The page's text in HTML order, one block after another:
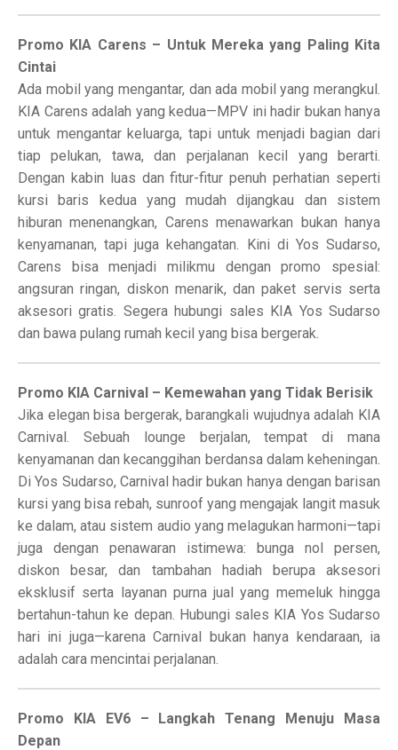
Promo KIA Carens – Untuk Mereka yang Paling Kita
Cintai
Ada mobil yang mengantar, dan ada mobil yang merangkul.
KIA Carens adalah yang kedua—MPV ini hadir bukan hanya
untuk mengantar keluarga, tapi untuk menjadi bagian dari
tiap pelukan, tawa, dan perjalanan kecil yang berarti.
Dengan kabin luas dan fitur-fitur penuh perhatian seperti
kursi baris kedua yang mudah dijangkau dan sistem
hiburan menenangkan, Carens menawarkan bukan hanya
kenyamanan, tapi juga kehangatan. Kini di Yos Sudarso,
Carens bisa menjadi milikmu dengan promo spesial:
angsuran ringan, diskon menarik, dan paket servis serta
aksesori gratis. Segera hubungi sales KIA Yos Sudarso
dan bawa pulang rumah kecil yang bisa bergerak.
Promo KIA Carnival – Kemewahan yang Tidak Berisik
Jika elegan bisa bergerak, barangkali wujudnya adalah KIA
Carnival. Sebuah lounge berjalan, tempat di mana
kenyamanan dan kecanggihan berdansa dalam keheningan.
Di Yos Sudarso, Carnival hadir bukan hanya dengan barisan
kursi yang bisa rebah, sunroof yang mengajak langit masuk
ke dalam, atau sistem audio yang melagukan harmoni—tapi
juga dengan penawaran istimewa: bunga nol persen,
diskon besar, dan tambahan hadiah berupa aksesori
eksklusif serta layanan purna jual yang memeluk hingga
bertahun-tahun ke depan. Hubungi sales KIA Yos Sudarso
hari ini juga—karena Carnival bukan hanya kendaraan, ia
adalah cara mencintai perjalanan.
Promo KIA EV6 – Langkah Tenang Menuju Masa
Depan